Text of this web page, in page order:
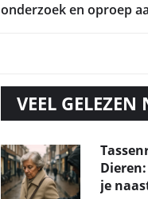
onderzoek en oproep
VEEL GELEZEN
je